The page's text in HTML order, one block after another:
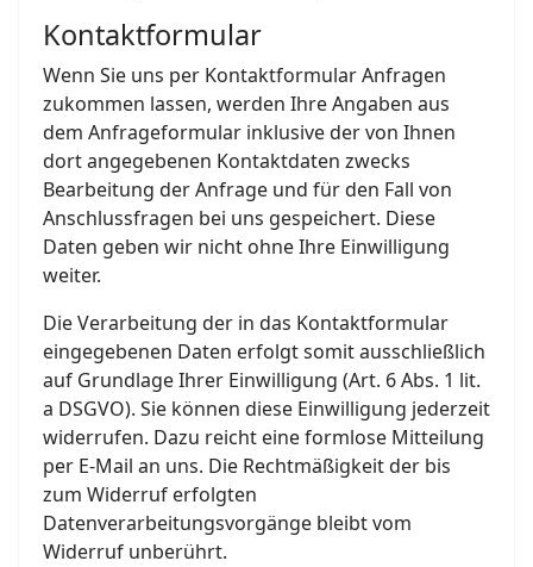
Kontaktformular
Wenn Sie uns per Kontaktformular Anfragen
zukommen lassen, werden Ihre Angaben aus
dem Anfrageformular inklusive der von Ihnen
dort angegebenen Kontaktdaten zwecks
Bearbeitung der Anfrage und für den Fall von
Anschlussfragen bei uns gespeichert. Diese
Daten geben wir nicht ohne Ihre Einwilligung
weiter.
Die Verarbeitung der in das Kontaktformular
eingegebenen Daten erfolgt somit ausschließlich
auf Grundlage Ihrer Einwilligung (Art. 6 Abs. 1 lit.
a DSGVO). Sie können diese Einwilligung jederzeit
widerrufen. Dazu reicht eine formlose Mitteilung
per E-Mail an uns. Die Rechtmäßigkeit der bis
zum Widerruf erfolgten
Datenverarbeitungsvorgänge bleibt vom
Widerruf unberührt.